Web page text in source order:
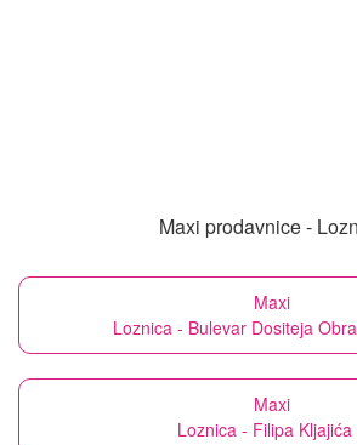
Maxi prodavnice -
Maxi
Loznica - Bulevar Dositeja
Maxi
Loznica - Filipa Kljajića